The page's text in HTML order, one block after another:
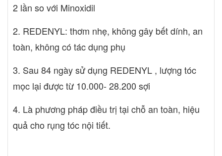
2 lần so với Minoxidil
2. REDENYL: thơm nhẹ, không gây bết dính, an
toàn, không có tác dụng phụ
3. Sau 84 ngày sử dụng REDENYL , lượng tóc
mọc lại được từ 10.000- 28.200 sợi
4. Là phương pháp điều trị tại chỗ an toàn, hiệu
quả cho rụng tóc nội tiết.